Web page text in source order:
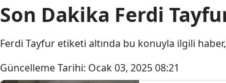
Son Dakika Ferdi
Ferdi Tayfur etiketi altında bu konuyla ilgili
Güncelleme Tarihi: Ocak 03, 2025 08:21